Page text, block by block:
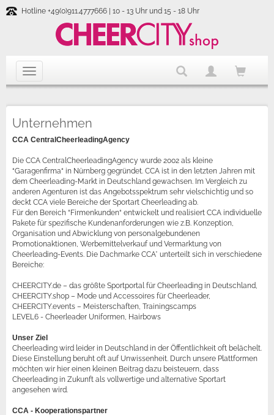
Hotline +49(0)911.4777666 | 10 - 13 Uhr und 15 - 18 Uhr
Unternehmen
CCA CentralCheerleadingAgency
Die CCA CentralCheerleadingAgency wurde 2002 als kleine
“Garagenfirma“ in Nürnberg gegründet. CCA ist in den letzten Jahren mit
dem Cheerleading-Markt in Deutschland gewachsen. Im Vergleich zu
anderen Agenturen ist das Angebotsspektrum sehr vielschichtig und so
deckt CCA viele Bereiche der Sportart Cheerleading ab.
Für den Bereich “Firmenkunden“ entwickelt und realisiert CCA individuelle
Pakete für spezifische Kundenanforderungen wie z.B. Konzeption,
Organisation und Abwicklung von personalgebundenen
Promotionaktionen, Werbemittelverkauf und Vermarktung von
Cheerleading-Events. Die Dachmarke CCA* unterteilt sich in verschiedene
Bereiche:
CHEERCITY.de – das größte Sportportal für Cheerleading in Deutschland,
CHEERCITY.shop – Mode und Accessoires für Cheerleader,
CHEERCITY.events – Meisterschaften, Trainingscamps
LEVEL6 - Cheerleader Uniformen, Hairbows
Unser Ziel
Cheerleading wird leider in Deutschland in der Öffentlichkeit oft belächelt.
Diese Einstellung beruht oft auf Unwissenheit. Durch unsere Plattformen
möchten wir hier einen kleinen Beitrag dazu beisteuern, dass
Cheerleading in Zukunft als vollwertige und alternative Sportart
angesehen wird.
CCA - Kooperationspartner